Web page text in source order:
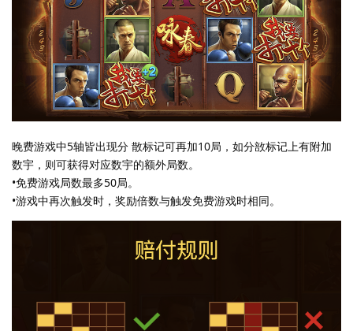
晚费游戏中5轴皆出现分 散标记可再加10局，如分敨标记上有附加
数宇，则可获得对应数宇的额外局数。
•免费游戏局数最多50局。
•游戏中再次触发时，奖励倍数与触发免费游戏时相同。